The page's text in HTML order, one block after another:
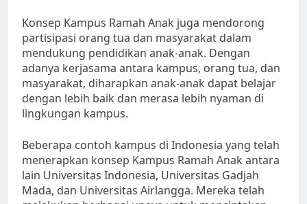
Konsep Kampus Ramah Anak juga mendorong
partisipasi orang tua dan masyarakat dalam
mendukung pendidikan anak-anak. Dengan
adanya kerjasama antara kampus, orang tua, dan
masyarakat, diharapkan anak-anak dapat belajar
dengan lebih baik dan merasa lebih nyaman di
lingkungan kampus.
Beberapa contoh kampus di Indonesia yang telah
menerapkan konsep Kampus Ramah Anak antara
lain Universitas Indonesia, Universitas Gadjah
Mada, dan Universitas Airlangga. Mereka telah